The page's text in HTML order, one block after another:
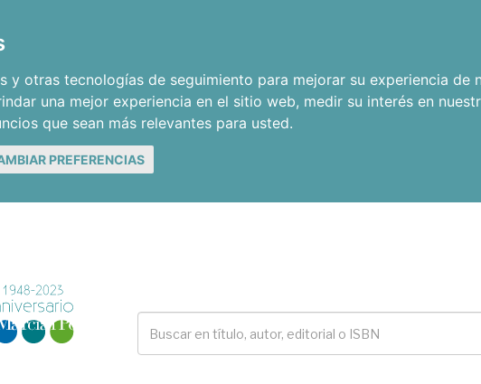
y otras tecnologías de seguimiento para mejorar su experiencia de
una mejor experiencia en el sitio web, medir su interés en
que sean más relevantes para usted.
PREFERENCIAS